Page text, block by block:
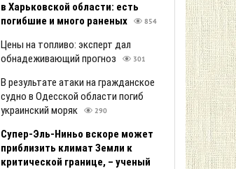
в Харьковской области: есть
погибшие и много раненых
854
Цены на топливо: эксперт дал
обнадеживающий прогноз
301
В результате атаки на гражданское
судно в Одесской области погиб
украинский моряк
290
Супер-Эль-Ниньо вскоре может
приблизить климат Земли к
критической границе, – ученый